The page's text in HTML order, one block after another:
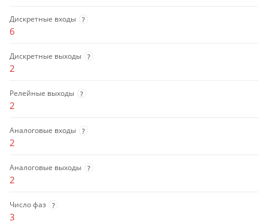
Дискретные входы ?
6
Дискретные выходы ?
2
Релейные выходы ?
2
Аналоговые входы ?
2
Аналоговые выходы ?
2
Число фаз ?
3